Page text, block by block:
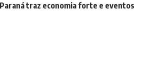
traz economia forte e eventos